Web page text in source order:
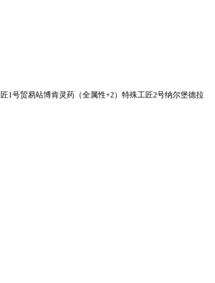
1号贸易站博肯灵药（全属性+2）特殊工匠2号纳尔堡德拉